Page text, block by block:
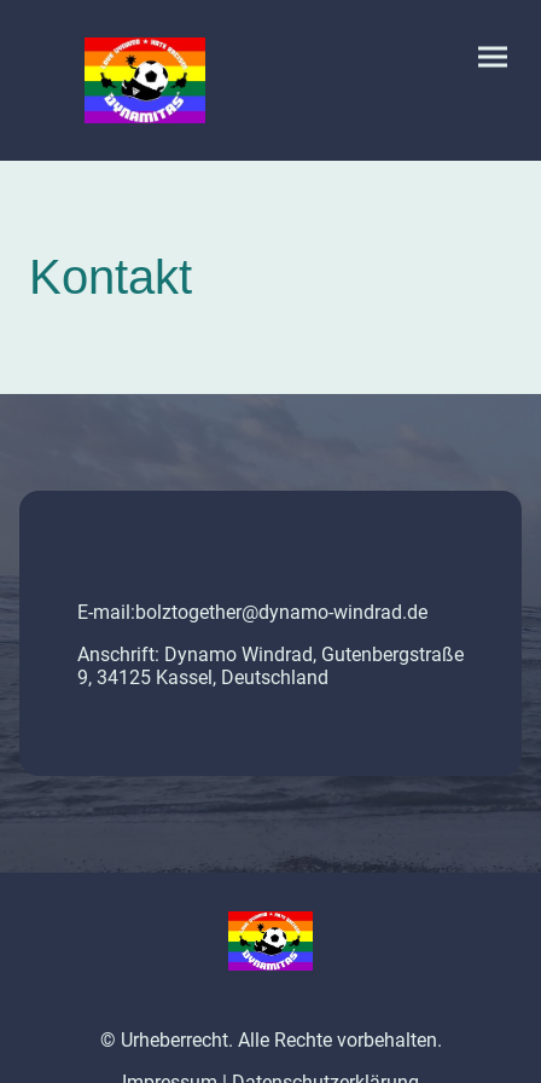
Kontakt
E-mail:bolztogether@dynamo-windrad.de
Anschrift: Dynamo Windrad, Gutenbergstraße
9, 34125 Kassel, Deutschland
© Urheberrecht. Alle Rechte vorbehalten.